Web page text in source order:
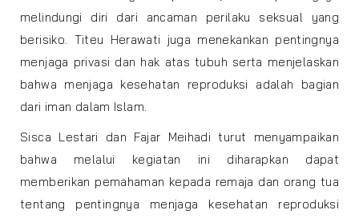
melindungi diri dari ancaman perilaku seksual yang
berisiko. Titeu Herawati juga menekankan pentingnya
menjaga privasi dan hak atas tubuh serta menjelaskan
bahwa menjaga kesehatan reproduksi adalah bagian
dari iman dalam Islam.
Sisca Lestari dan Fajar Meihadi turut menyampaikan
bahwa melalui kegiatan ini diharapkan dapat
memberikan pemahaman kepada remaja dan orang tua
tentang pentingnya menjaga kesehatan reproduksi